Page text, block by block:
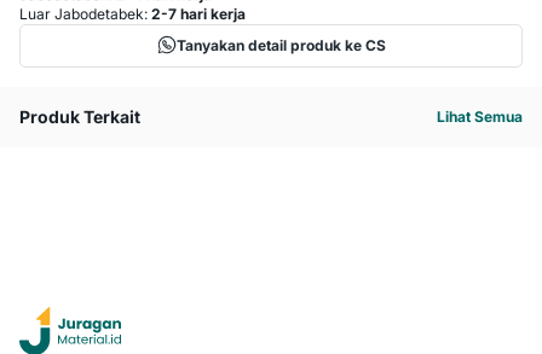
Luar Jabodetabek: 2-7 hari kerja
Tanyakan detail produk ke CS
Produk Terkait Lihat Semua